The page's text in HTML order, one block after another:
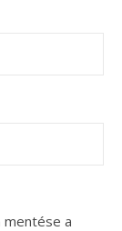
mentése a